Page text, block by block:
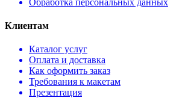
Клиентам
Каталог услуг
Оплата и доставка
Как оформить заказ
Требования к макетам
Презентация